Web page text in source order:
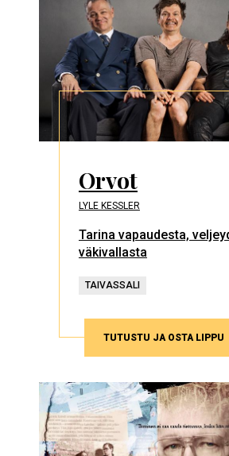
Orvot
LYLE KESSLER
Tarina vapaudesta,
väkivallasta
TAIVASSALI
TUTUSTU JA OSTA LIPPU